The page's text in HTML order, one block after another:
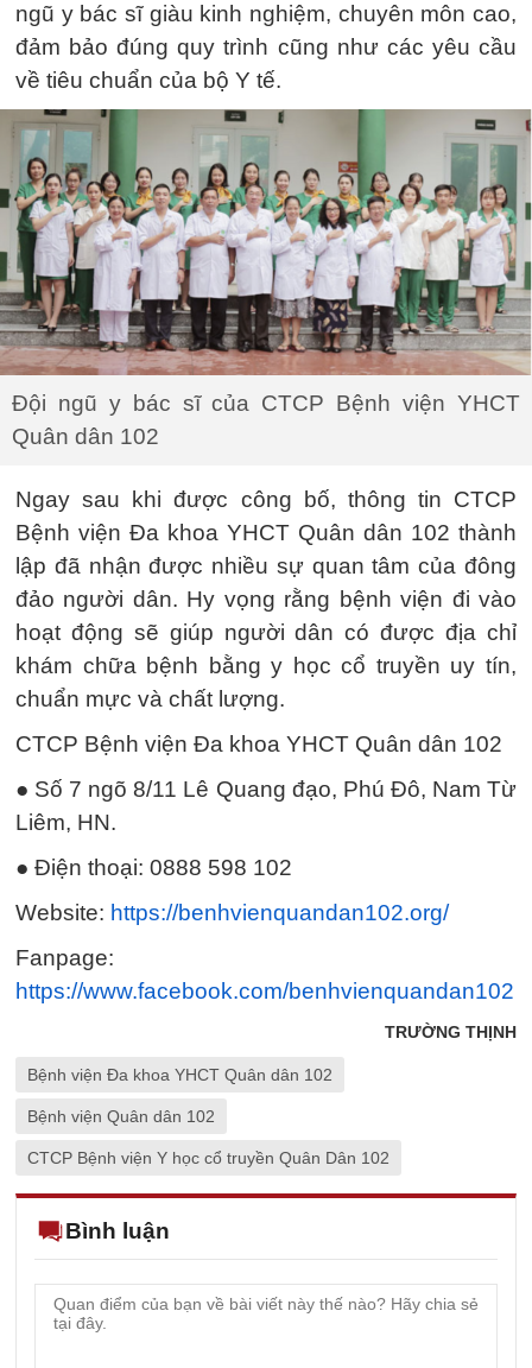
ngũ y bác sĩ giàu kinh nghiệm, chuyên môn cao,
đảm bảo đúng quy trình cũng như các yêu cầu
về tiêu chuẩn của bộ Y tế.
Đội ngũ y bác sĩ của CTCP Bệnh viện YHCT
Quân dân 102
Ngay sau khi được công bố, thông tin CTCP
Bệnh viện Đa khoa YHCT Quân dân 102 thành
lập đã nhận được nhiều sự quan tâm của đông
đảo người dân. Hy vọng rằng bệnh viện đi vào
hoạt động sẽ giúp người dân có được địa chỉ
khám chữa bệnh bằng y học cổ truyền uy tín,
chuẩn mực và chất lượng.
CTCP Bệnh viện Đa khoa YHCT Quân dân 102
● Số 7 ngõ 8/11 Lê Quang đạo, Phú Đô, Nam Từ
Liêm, HN.
● Điện thoại: 0888 598 102
Website: https://benhvienquandan102.org/
Fanpage:
https://www.facebook.com/benhvienquandan102
TRƯỜNG THỊNH
Bệnh viện Đa khoa YHCT Quân dân 102
Bệnh viện Quân dân 102
CTCP Bệnh viện Y học cổ truyền Quân Dân 102
Bình luận